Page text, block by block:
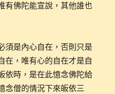
有佛陀能宣說，其他誰也
須是內心自在，否則只是
在，唯有心的自在才是自
依時，是在此憶念佛陀給
念僧的情況下來皈依三